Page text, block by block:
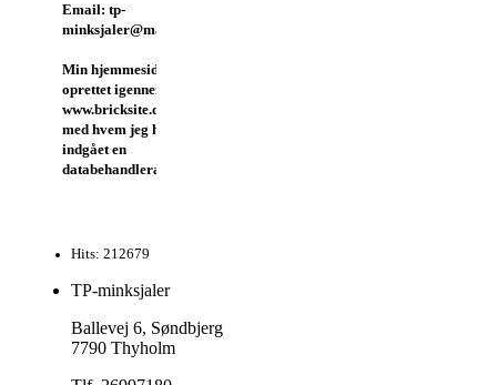
Email: tp-
minksjaler@mail.dk
Min hjemmeside er
oprettet igennem
www.bricksite.dk,
med hvem jeg har
indgået en
databehandleraftale.
Hits: 212679
TP-minksjaler
Ballevej 6, Søndbjerg
7790 Thyholm